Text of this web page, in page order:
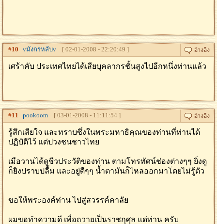
#10 vมังกรหลับv [ 02-01-2008 - 22:20:49 ]
เศร้าคับ ประเทศไทยได้เสียบุคลากรชั้นสูงไปอีกหนึ่งท่านแล้ว
#11 pookoom [ 03-01-2008 - 11:11:54 ]
รู้สึกเสียใจ และทราบซึ่งในพระมหาธิคุณของท่านที่ท่านได้
ปฏิบัติไว้ แด่ปวงชนชาวไทย
เมือวานได้ดูชีวประวัติของท่าน ตามโทรทัศน์ช่องต่างๆๆ ยิ่งดู
ก็ยิงปราบปลื้ม และอยู่ดีๆๆ น้ำตามันก็ไหลออกมาโดยไม่รู้ตัว
ขอให้พระองค์ท่าน ไปสู่สวรรค์คาลัย
ผมขอทำความดี เพื่อถวายเป็นราชกุศุล แด่ท่าน ครับ